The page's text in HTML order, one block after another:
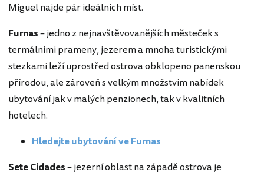
Miguel najde pár ideálních míst.
Furnas– jedno z nejnavštěvovanějších městeček s
termálními prameny, jezerem a mnoha turistickými
stezkami leží uprostřed ostrova obklopeno panenskou
přírodou, ale zároveň s velkým množstvím nabídek
ubytování jak v malých penzionech, tak v kvalitních
hotelech.
Hledejte ubytování ve Furnas
Sete Cidades– jezerní oblast na západě ostrova je